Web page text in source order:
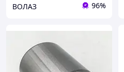
ВОЛАЗ 96%